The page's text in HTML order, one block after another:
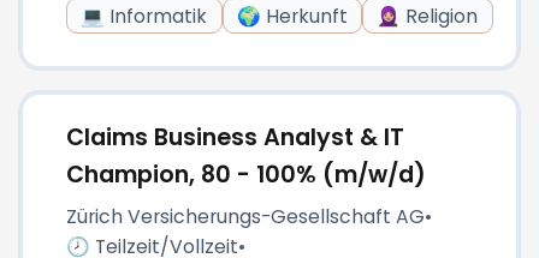
💻 Informatik
🌍 Herkunft 🧕🏼 Religion
Claims Business Analyst & IT
Champion, 80 - 100% (m/w/d)
Zürich Versicherungs-Gesellschaft AG•
🕗 Teilzeit/Vollzeit•